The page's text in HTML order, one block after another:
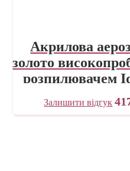
Акрилова
золото
розпилювачем
Залишити відгук